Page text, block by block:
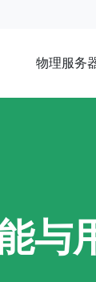
物理服务
与